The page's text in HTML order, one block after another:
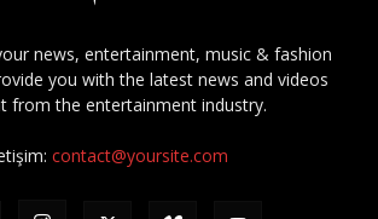
news, entertainment, music & fashion
you with the latest news and videos
from the entertainment industry.
contact@yoursite.com